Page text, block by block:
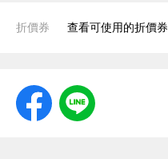
折價券 查看可使用的折價券